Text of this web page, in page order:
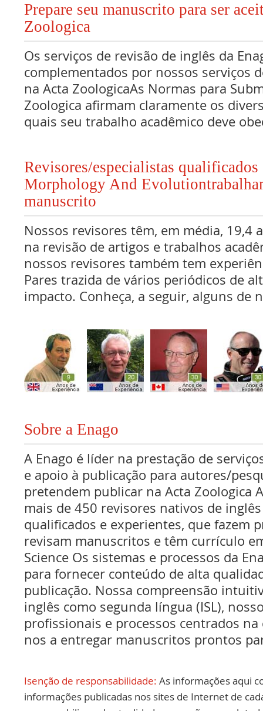
Prepare seu manuscrito para ser
Zoologica
Os serviços de revisão de inglês da
complementados por nossos serviços
na Acta ZoologicaAs Normas para
Zoologica afirmam claramente os
quais seu trabalho acadêmico deve
Revisores/especialistas
Morphology And
manuscrito
Nossos revisores têm, em média, 19,4
na revisão de artigos e trabalhos
nossos revisores também tem
Pares trazida de vários periódicos de
impacto. Conheça, a seguir, alguns de
Sobre a Enago
A Enago é líder na prestação de
e apoio à publicação para autores/
pretendem publicar na Acta Zoologica
mais de 450 revisores nativos de
qualificados e experientes, que fazem
revisam manuscritos e têm currículo
Science Os sistemas e processos da
para fornecer conteúdo de alta
publicação. Nossa compreensão
inglês como segunda língua (ISL),
profissionais e processos centrados
nos a entregar manuscritos prontos
Isenção de responsabilidade: As informações aqui
informações publicadas nos sites de Internet de